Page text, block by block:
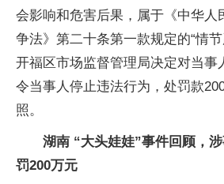
会影响和危害后果，属于《中华人
争法》第二十条第一款规定的“情
开福区市场监督管理局决定对当事
令当事人停止违法行为，处罚款
照。
湖南 “大头娃娃”事件回顾，
罚200万元